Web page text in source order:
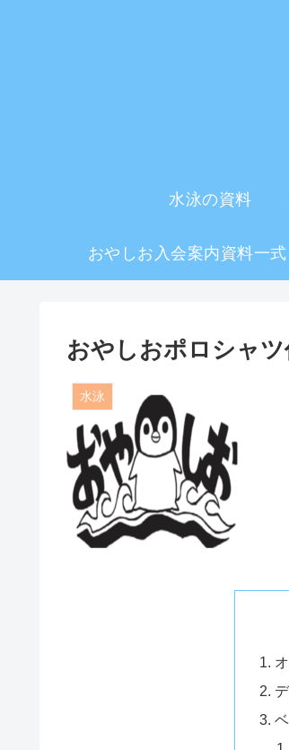
水泳の資料
おやしお入会案内資料一式
おやしおポロシャ
水泳